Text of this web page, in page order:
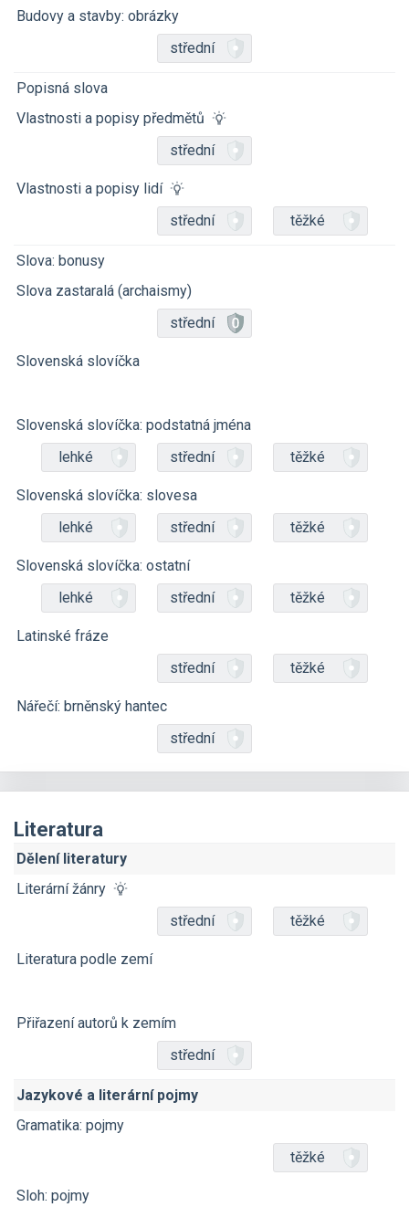
Budovy a stavby: obrázky
střední
Popisná slova
Vlastnosti a popisy předmětů
střední
Vlastnosti a popisy lidí
střední
těžké
Slova: bonusy
Slova zastaralá (archaismy)
střední
Slovenská slovíčka
Slovenská slovíčka: podstatná jména
lehké
střední těžké
Slovenská slovíčka: slovesa
lehké
střední těžké
Slovenská slovíčka: ostatní
lehké
střední těžké
Latinské fráze
střední
těžké
Nářečí: brněnský hantec
střední
Literatura
Dělení literatury
Literární žánry
střední
těžké
Literatura podle zemí
Přiřazení autorů k zemím
střední
Jazykové a literární pojmy
Gramatika: pojmy
těžké
Sloh: pojmy